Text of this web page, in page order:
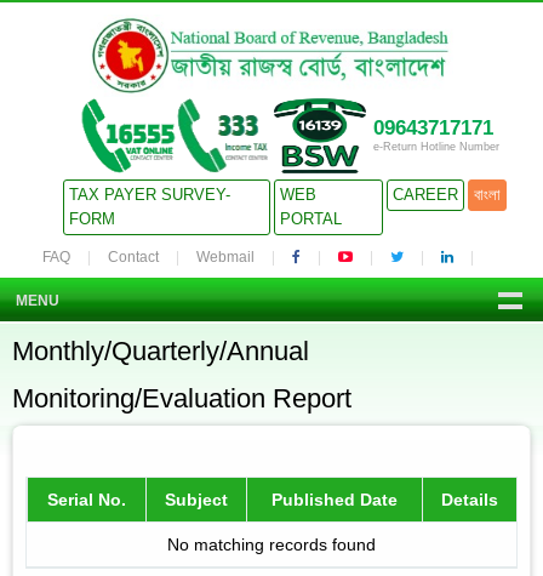
09643717171
e-Return Hotline Number
TAX PAYER SURVEY-
FORM
WEB
PORTAL
CAREER বাংলা
FAQ Contact Webmail
MENU
Monthly/Quarterly/Annual
Monitoring/Evaluation Report
Serial No. Subject Published Date Details
No matching records found